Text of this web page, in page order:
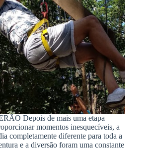
Depois de mais uma etapa
momentos inesquecíveis, a
completamente diferente para toda a
e a diversão foram uma constante